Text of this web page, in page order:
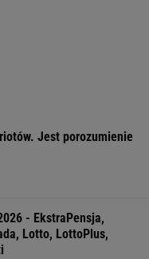
Jest porozumienie
- EkstraPensja,
Lotto, LottoPlus,